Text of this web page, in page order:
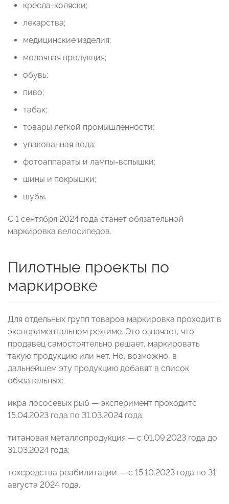
кресла-коляски;
лекарства;
медицинские изделия;
молочная продукция;
обувь;
пиво;
табак;
товары легкой промышленности;
упакованная вода;
фотоаппараты и лампы-вспышки;
шины и покрышки;
шубы.
С 1 сентября 2024 года станет обязательной
маркировка велосипедов.
Пилотные проекты по
маркировке
Для отдельных групп товаров маркировка проходит в
экспериментальном режиме. Это означает, что
продавец самостоятельно решает, маркировать
такую продукцию или нет. Но, возможно, в
дальнейшем эту продукцию добавят в список
обязательных:
икра лососевых рыб — эксперимент проходитс
15.04.2023 года по 31.03.2024 года;
титановая металлопродукция — с 01.09.2023 года до
31.03.2024 года;
техсредства реабилитации — с 15.10.2023 года по 31
августа 2024 года.